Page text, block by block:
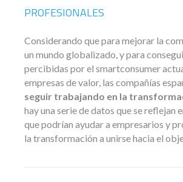
PROFESIONALES
Considerando que para mejorar la
un mundo globalizado, y para
percibidas por el smartconsumer
empresas de valor, las compañías
seguir trabajando en la
hay una serie de datos que se reflejan
que podrían ayudar a empresarios y
la transformación a unirse hacia el